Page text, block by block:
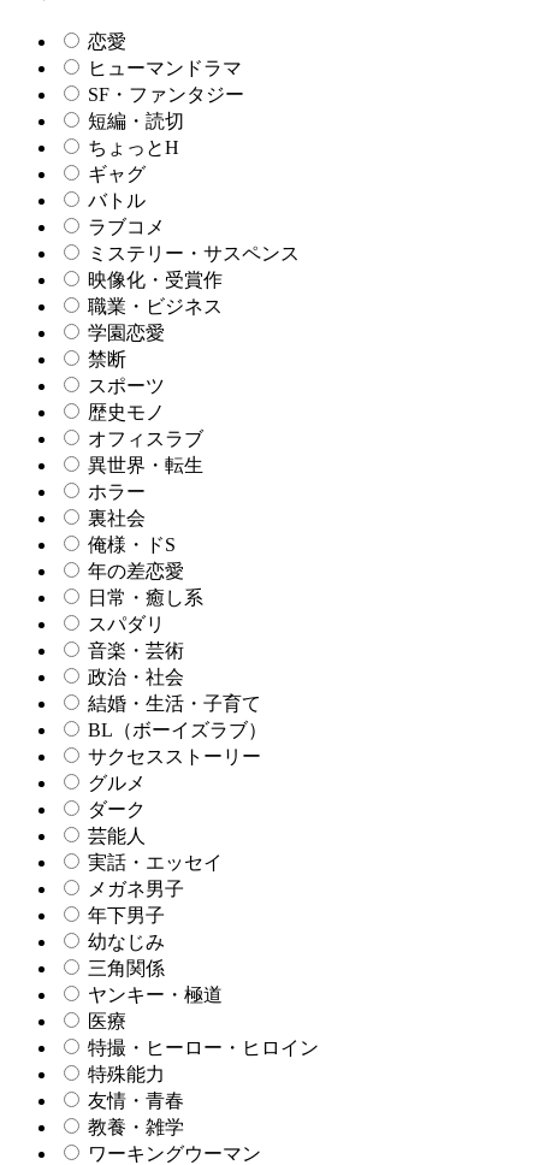
恋愛
ヒューマンドラマ
SF・ファンタジー
短編・読切
ちょっとH
ギャグ
バトル
ラブコメ
ミステリー・サスペンス
映像化・受賞作
職業・ビジネス
学園恋愛
禁断
スポーツ
歴史モノ
オフィスラブ
異世界・転生
ホラー
裏社会
俺様・ドS
年の差恋愛
日常・癒し系
スパダリ
音楽・芸術
政治・社会
結婚・生活・子育て
BL（ボーイズラブ）
サクセスストーリー
グルメ
ダーク
芸能人
実話・エッセイ
メガネ男子
年下男子
幼なじみ
三角関係
ヤンキー・極道
医療
特撮・ヒーロー・ヒロイン
特殊能力
友情・青春
教養・雑学
ワーキングウーマン